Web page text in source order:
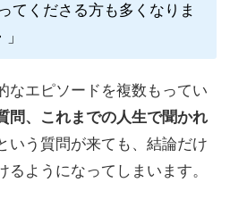
てくださる方も多くなりま
なエピソードを複数もってい
問、これまでの人生で聞かれ
いう質問が来ても、結論だけ
ようになってしまいます。